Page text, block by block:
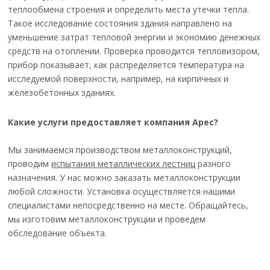
теплообмена строения и определить места утечки тепла.
Такое исследование состояния здания направлено на
уменьшение затрат тепловой энергии и экономию денежных
средств на отоплении. Проверка проводится тепловизором,
прибор показывает, как распределяется температура на
исследуемой поверхности, например, на кирпичных и
железобетонных зданиях.
Какие услуги предоставляет компания Арес?
Мы занимаемся производством металлоконструкций,
проводимиспытания металлических лестниц разного
назначения. У нас можно заказать металлоконструкции
любой сложности. Установка осуществляется нашими
специалистами непосредственно на месте. Обращайтесь,
мы изготовим металлоконструкции и проведем
обследование объекта.